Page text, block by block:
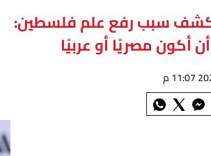
سبب رفع علم فلسطين:
أكون مصريًا أو عربيًا